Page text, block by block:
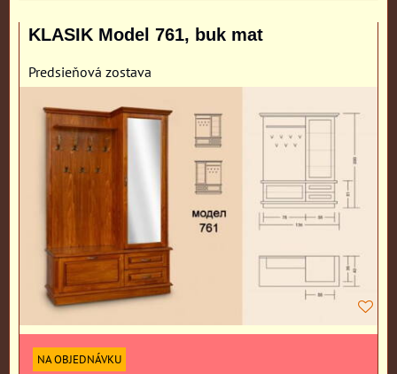
KLASIK Model 761, buk mat
Predsieňová zostava
NA OBJEDNÁVKU